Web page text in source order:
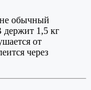
обычный
держит 1,5 кг
от
через